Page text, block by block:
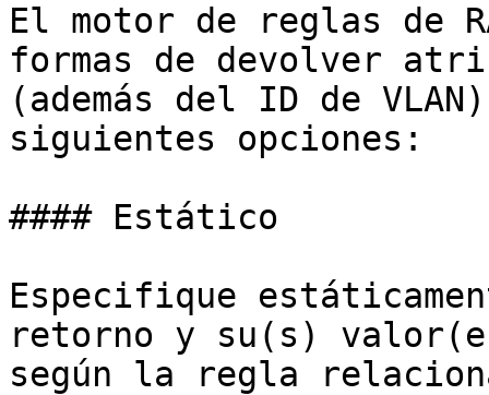
El motor de reglas de
formas de devolver
(además del ID de
siguientes opciones:
#### Estático
Especifique
retorno y su(s)
según la regla